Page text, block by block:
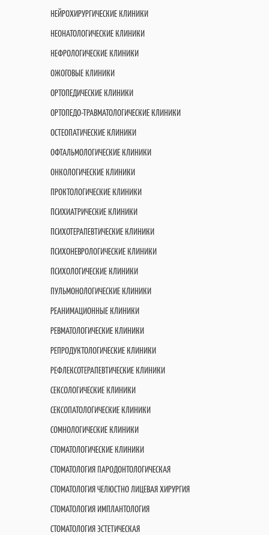
НЕЙРОХИРУРГИЧЕСКИЕ КЛИНИКИ
НЕОНАТОЛОГИЧЕСКИЕ КЛИНИКИ
НЕФРОЛОГИЧЕСКИЕ КЛИНИКИ
ОЖОГОВЫЕ КЛИНИКИ
ОРТОПЕДИЧЕСКИЕ КЛИНИКИ
ОРТОПЕДО-ТРАВМАТОЛОГИЧЕСКИЕ КЛИНИКИ
ОСТЕОПАТИЧЕСКИЕ КЛИНИКИ
ОФТАЛЬМОЛОГИЧЕСКИЕ КЛИНИКИ
ОНКОЛОГИЧЕСКИЕ КЛИНИКИ
ПРОКТОЛОГИЧЕСКИЕ КЛИНИКИ
ПСИХИАТРИЧЕСКИЕ КЛИНИКИ
ПСИХОТЕРАПЕВТИЧЕСКИЕ КЛИНИКИ
ПСИХОНЕВРОЛОГИЧЕСКИЕ КЛИНИКИ
ПСИХОЛОГИЧЕСКИЕ КЛИНИКИ
ПУЛЬМОНОЛОГИЧЕСКИЕ КЛИНИКИ
РЕАНИМАЦИОННЫЕ КЛИНИКИ
РЕВМАТОЛОГИЧЕСКИЕ КЛИНИКИ
РЕПРОДУКТОЛОГИЧЕСКИЕ КЛИНИКИ
РЕФЛЕКСОТЕРАПЕВТИЧЕСКИЕ КЛИНИКИ
СЕКСОЛОГИЧЕСКИЕ КЛИНИКИ
СЕКСОПАТОЛОГИЧЕСКИЕ КЛИНИКИ
СОМНОЛОГИЧЕСКИЕ КЛИНИКИ
СТОМАТОЛОГИЧЕСКИЕ КЛИНИКИ
СТОМАТОЛОГИЯ ПАРОДОНТОЛОГИЧЕСКАЯ
СТОМАТОЛОГИЯ ЧЕЛЮСТНО ЛИЦЕВАЯ ХИРУРГИЯ
СТОМАТОЛОГИЯ ИМПЛАНТОЛОГИЯ
СТОМАТОЛОГИЯ ЭСТЕТИЧЕСКАЯ